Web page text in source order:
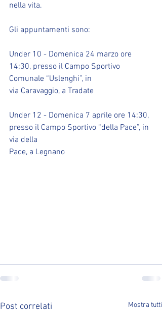
nella vita.
Gli appuntamenti sono:
Under 10 - Domenica 24 marzo ore
14:30, presso il Campo Sportivo
Comunale “Uslenghi”, in
via Caravaggio, a Tradate
Under 12 - Domenica 7 aprile ore 14:30,
presso il Campo Sportivo “della Pace”, in
via della
Pace, a Legnano
Post correlati Mostra tutti